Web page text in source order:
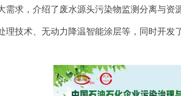
需求，介绍了废水源头污染物监测分离与
理技术、无动力降温智能涂层等，同时开